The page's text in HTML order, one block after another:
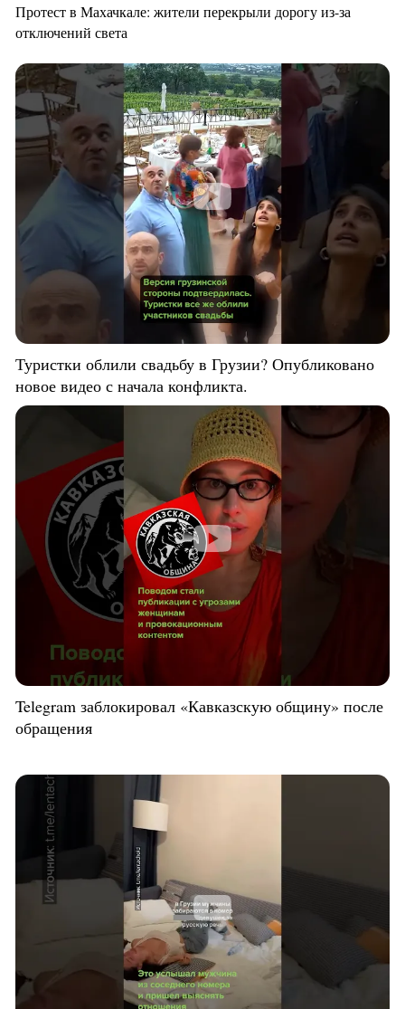
Протест в Махачкале: жители перекрыли дорогу из-за
отключений света
Туристки облили свадьбу в Грузии? Опубликовано
новое видео с начала конфликта.
Telegram заблокировал «Кавказскую общину» после
обращения